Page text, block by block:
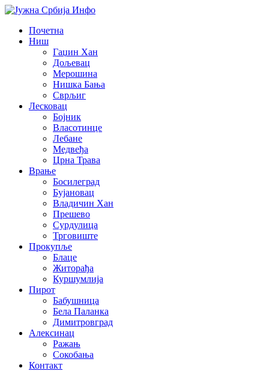
Почетна
Ниш
Гаџин Хан
Дољевац
Мерошина
Нишка Бања
Сврљиг
Лесковац
Бојник
Власотинце
Лебане
Медвеђа
Црна Трава
Врање
Босилеград
Бујановац
Владичин Хан
Прешево
Сурдулица
Трговиште
Прокупље
Блаце
Житорађа
Куршумлија
Пирот
Бабушница
Бела Паланка
Димитровград
Алексинац
Ражањ
Сокобања
Контакт